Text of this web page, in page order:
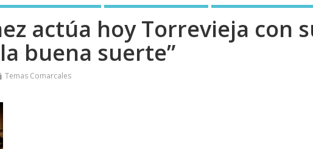
actúa hoy Torrevieja con
buena suerte”
Temas Comarcales